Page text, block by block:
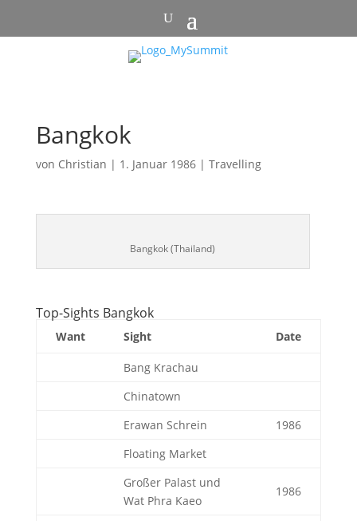
Bangkok
von Christian | 1. Januar 1986| Travelling
Bangkok (Thailand)
Top-Sights Bangkok
Want Sight Date
Bang Krachau
Chinatown
Erawan Schrein
1986
Floating Market
Großer Palast und
Wat Phra Kaeo
1986